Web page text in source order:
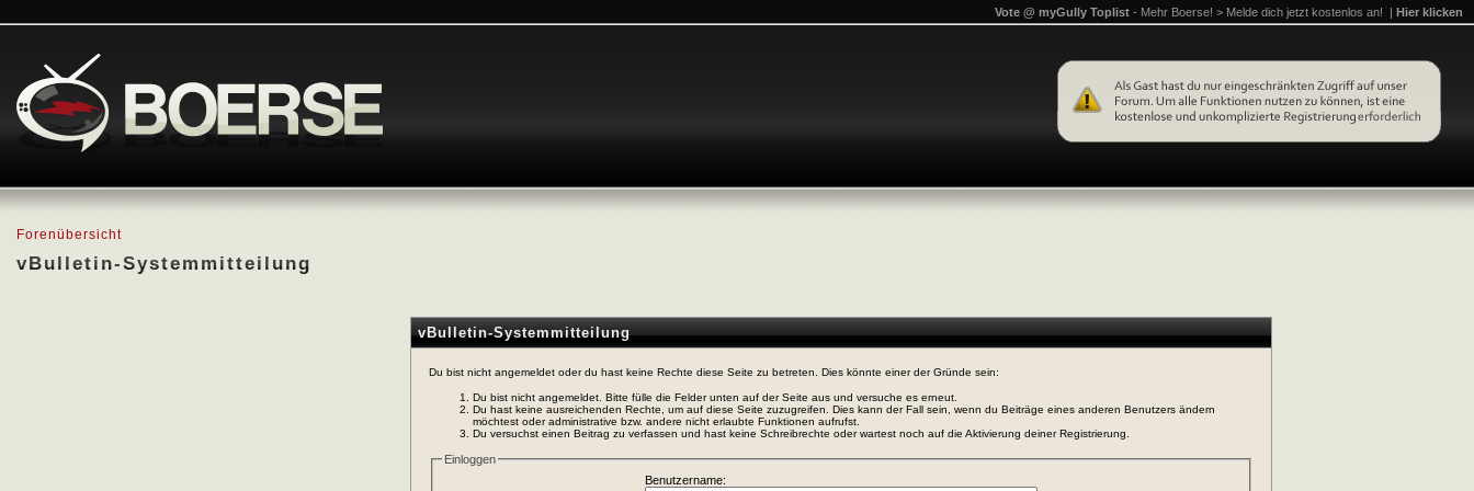
Forenübersicht
vBulletin-Systemmitteilung
Vote @ myGully Toplist - Mehr Boerse! > Melde dich jetzt kostenlos an! | Hier klicken
vBulletin-Systemmitteilung
Du bist nicht angemeldet oder du hast keine Rechte diese Seite zu betreten. Dies könnte einer der Gründe sein:
Du bist nicht angemeldet. Bitte fülle die Felder unten auf der Seite aus und versuche es erneut.
Du hast keine ausreichenden Rechte, um auf diese Seite zuzugreifen. Dies kann der Fall sein, wenn du Beiträge eines anderen Benutzers ändern
möchtest oder administrative bzw. andere nicht erlaubte Funktionen aufrufst.
Du versuchst einen Beitrag zu verfassen und hast keine Schreibrechte oder wartest noch auf die Aktivierung deiner Registrierung.
Einloggen
Benutzername: